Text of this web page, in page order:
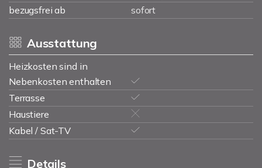
bezugsfrei ab
sofort
Ausstattung
Heizkosten sind in
Nebenkosten enthalten
Terrasse
Haustiere
Kabel / Sat-TV
Details